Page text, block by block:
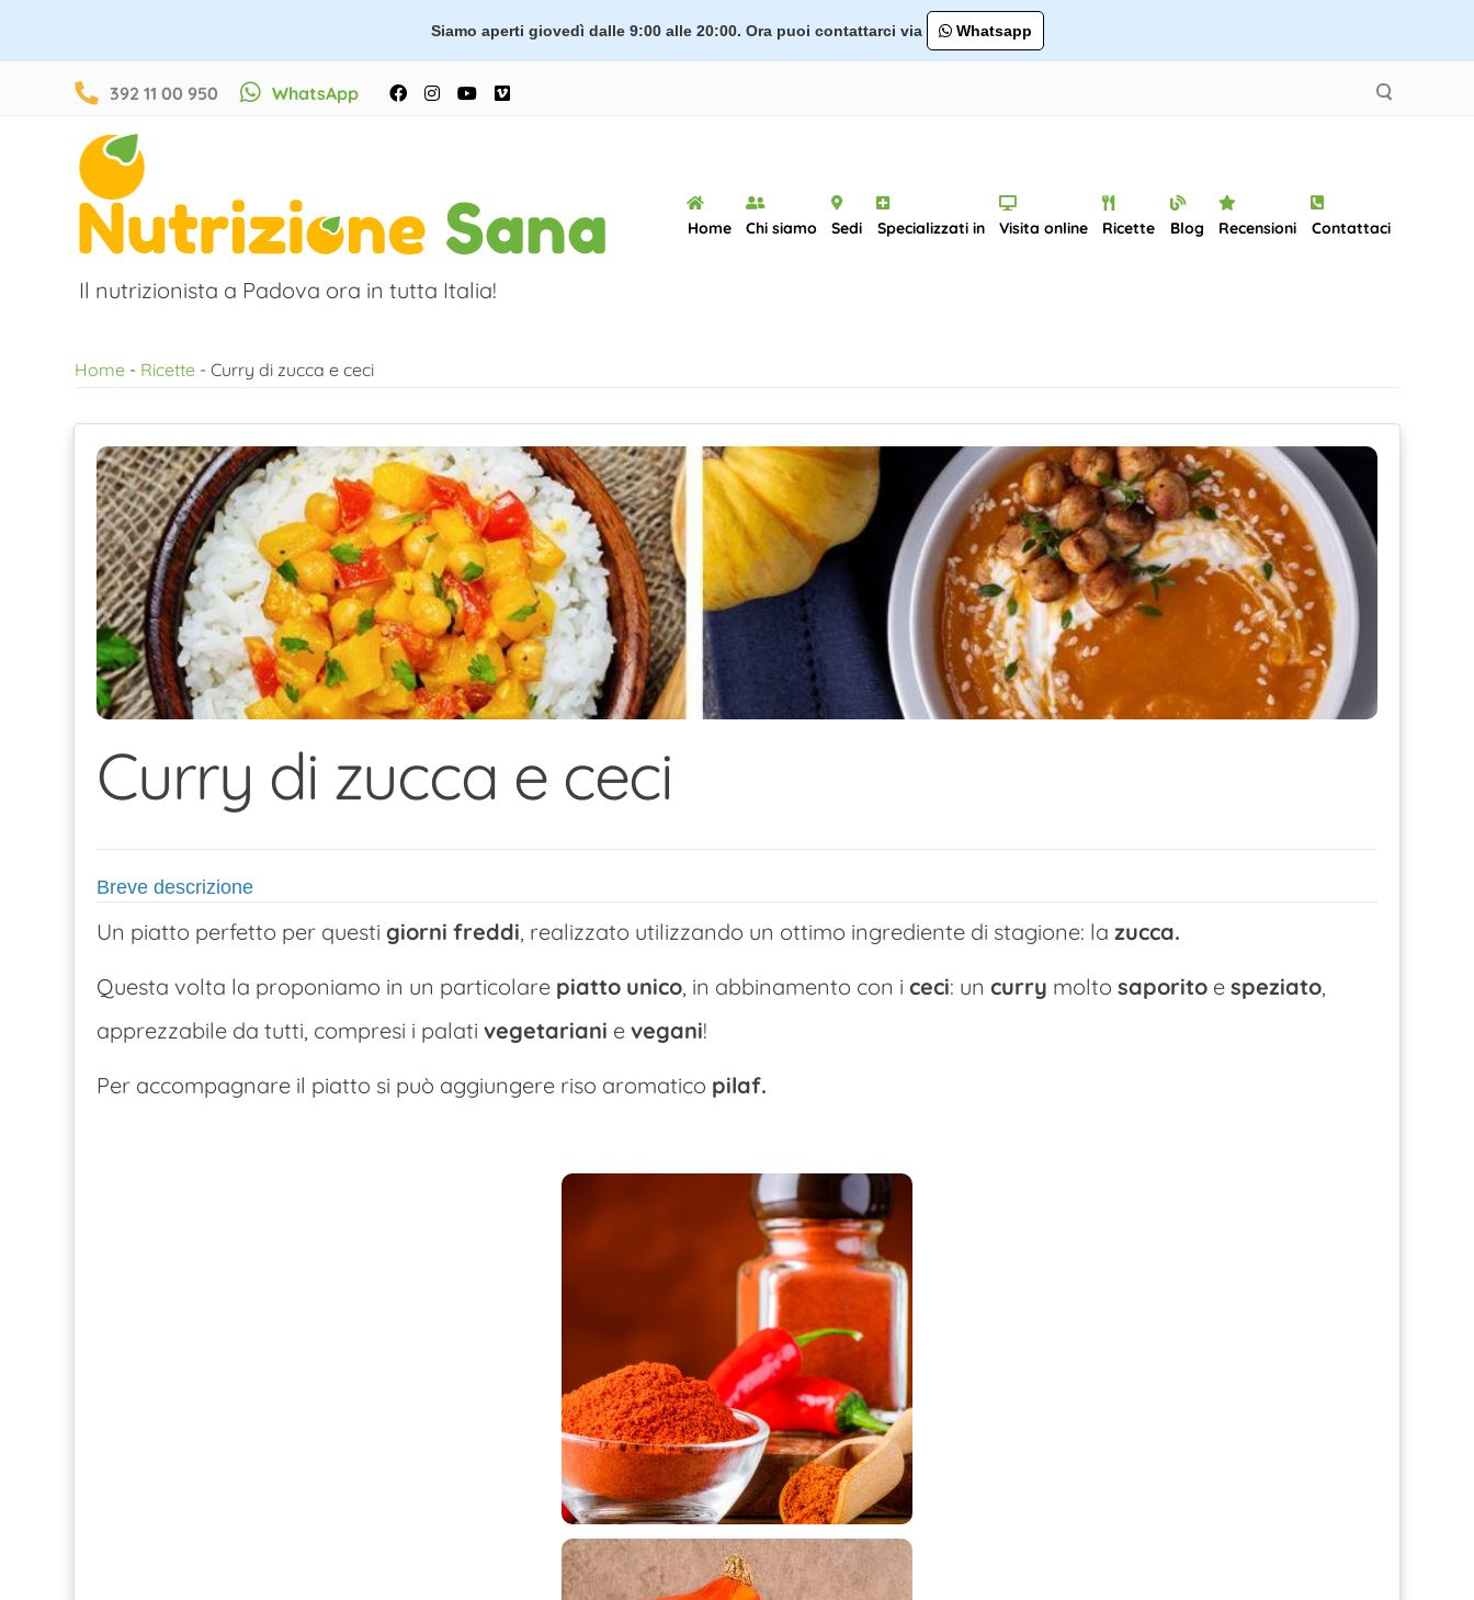
Siamo aperti giovedì dalle 9:00 alle 20:00. Ora puoi contattarci via Whatsapp
contenuto
392 11 00 950 WhatsApp FacebookInstagram
YouTube
Vimeo
Il nutrizionista a Padova ora in tutta Italia!
Home Chi siamo Sedi Specializzati in Visita online Ricette Blog Recensioni Contattaci
Home - Ricette - Curry di zucca e ceci
Curry di zucca e ceci
Breve descrizione
Un piatto perfetto per questi giorni freddi, realizzato utilizzando un ottimo ingrediente di stagione: la zucca.
Questa volta la proponiamo in un particolare piatto unico, in abbinamento con i ceci: un curry molto saporito e speziato,
apprezzabile da tutti, compresi i palati vegetariani e vegani!
Per accompagnare il piatto si può aggiungere riso aromatico pilaf.